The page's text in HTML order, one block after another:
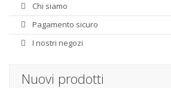
Chi siamo
Pagamento sicuro
I nostri negozi
Nuovi prodotti